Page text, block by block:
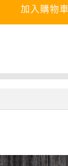
加入購物車